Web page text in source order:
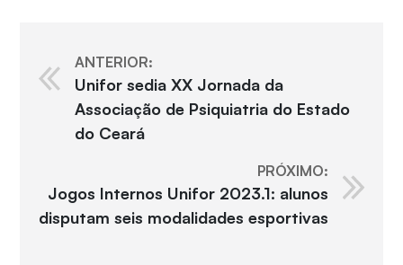
ANTERIOR:
Unifor sedia XX Jornada da
Associação de Psiquiatria do Estado
do Ceará
PRÓXIMO:
Jogos Internos Unifor 2023.1: alunos
disputam seis modalidades esportivas